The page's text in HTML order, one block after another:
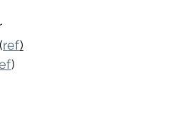
ref)
)